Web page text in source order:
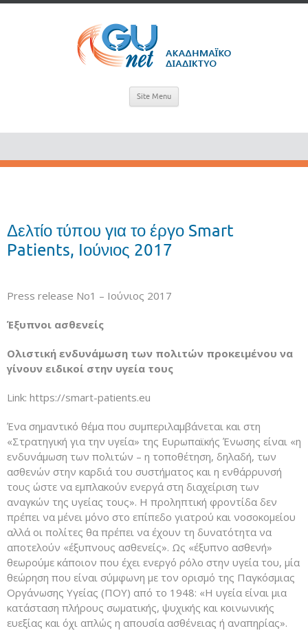
Site Menu
Δελτίο τύπου για το έργο Smart
Patients, Ιούνιος 2017
Press release No1 – Ιούνιος 2017
Έξυπνοι ασθενείς
Ολιστική ενδυνάμωση των πολιτών προκειμένου να
γίνουν ειδικοί στην υγεία τους
Link: https://smart-patients.eu
Ένα σημαντικό θέμα που συμπεριλαμβάνεται και στη
«Στρατηγική για την υγεία» της Ευρωπαϊκής Ένωσης είναι «η
ενδυνάμωση των πολιτών – η τοποθέτηση, δηλαδή, των
ασθενών στην καρδιά του συστήματος και η ενθάρρυνσή
τους ώστε να εμπλακούν ενεργά στη διαχείριση των
αναγκών της υγείας τους». H προληπτική φροντίδα δεν
πρέπει να μένει μόνο στο επίπεδο γιατρού και νοσοκομείου
αλλά οι πολίτες θα πρέπει να έχουν τη δυνατότητα να
αποτελούν «έξυπνους ασθενείς». Ως «έξυπνο ασθενή»
θεωρούμε κάποιον που έχει ενεργό ρόλο στην υγεία του, μία
θεώρηση που είναι σύμφωνη με τον ορισμό της Παγκόσμιας
Οργάνωσης Υγείας (ΠΟΥ) από το 1948: «Η υγεία είναι μια
κατάσταση πλήρους σωματικής, ψυχικής και κοινωνικής
ευεξίας και όχι απλώς η απουσία ασθένειας ή αναπηρίας».